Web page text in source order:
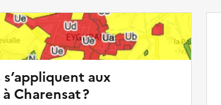
aux
Charensat ?